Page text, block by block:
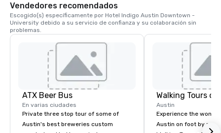
Vendedores recomendados
Escogido(s) específicamente por Hotel Indigo Austin Downtown -
University debido a su servicio de confianza y su colaboración sin
problemas.
ATX Beer Bus
En varias ciudades
Private three stop tour of some of
Austin's best breweries custom
Walking Tours of
Austin
Experience the
Austin on foot by